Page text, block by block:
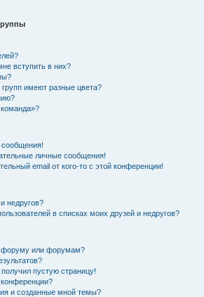
вступить в них?
имеют разные цвета?
сообщения!
личные сообщения!
email от кого-то с этой конференции!
недругов?
в списках моих друзей и недругов?
форуму или форумам?
пустую страницу!
конференции?
и созданные мной темы?